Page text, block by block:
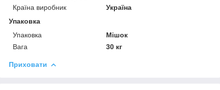
Країна виробник
Україна
Упаковка
Упаковка
Мішок
Вага
30 кг
Приховати